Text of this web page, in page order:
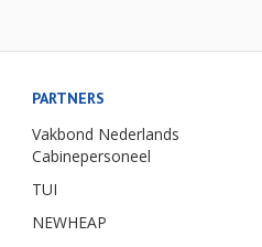
PARTNERS
Vakbond Nederlands
Cabinepersoneel
TUI
NEWHEAP